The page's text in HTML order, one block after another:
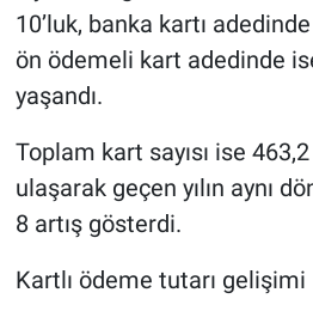
10’luk, banka kartı
ön ödemeli kart adedinde
yaşandı.
Toplam kart sayısı ise
ulaşarak geçen yılın aynı
8 artış gösterdi.
Kartlı ödeme tutarı gelişimi